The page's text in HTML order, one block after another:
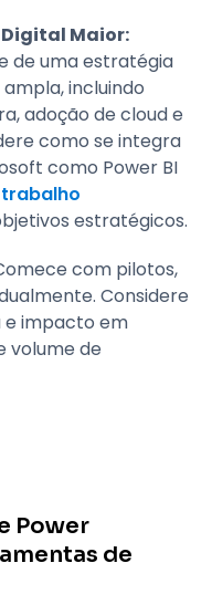
Maior:
de uma estratégia
incluindo
adoção de cloud e
como se integra
como Power BI
estratégicos.
com pilotos,
Considere
e impacto em
volume de
Power
de